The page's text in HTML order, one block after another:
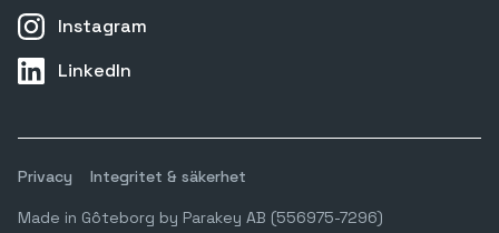
Instagram
LinkedIn
Made in Gôteborg by Parakey AB (556975-7296)
Privacy Integritet & säkerhet